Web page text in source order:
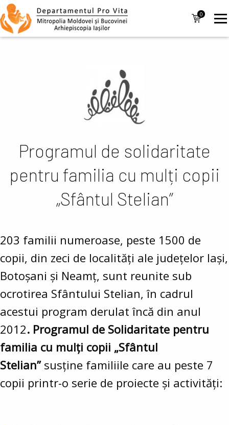
Mergi la conţinutul principal
0
items
Navigare
principală
Programul de solidaritate
pentru familia cu mulți copii
„Sfântul Stelian”
203 familii numeroase, peste 1500 de
copii, din zeci de localități ale județelor Iași,
Botoșani și Neamț, sunt reunite sub
ocrotirea Sfântului Stelian, în cadrul
acestui program derulat încă din anul
2012. Programul de Solidaritate pentru
familia cu mulți copii „Sfântul
Stelian” susține familiile care au peste 7
copii printr-o serie de proiecte și activități: